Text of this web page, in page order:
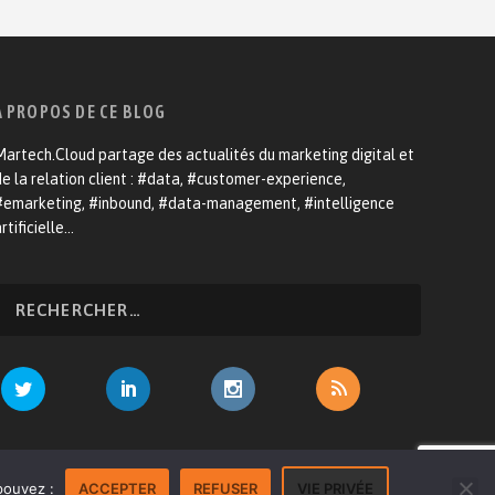
PROPOS DE CE BLOG
partage des actualités du marketing digital et
la relation client : #data, #customer-experience,
#inbound, #data-management, #intelligence
annonceur Mentions légales Contact
: ACCEPTER REFUSER VIE PRIVÉE